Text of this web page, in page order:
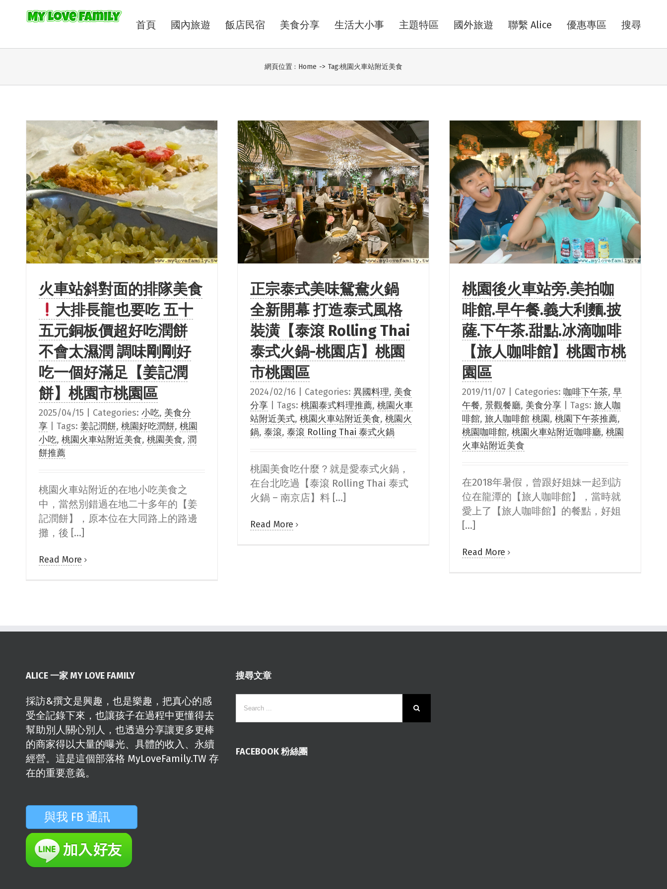
首頁 國內旅遊 飯店民宿 美食分享 生活大小事 主題特區 國外旅遊 聯繫 Alice 優惠專區 搜尋
網頁位置 : Home -> Tag:桃園火車站附近美食
火車站斜對面的排隊美食
大排長龍也要吃 五十
五元銅板價超好吃潤餅
不會太濕潤 調味剛剛好
吃一個好滿足【姜記潤
餅】桃園市桃園區
2025/04/15 Categories: 小吃, 美食分
享
Tags: 姜記潤餅, 桃園好吃潤餅, 桃園
小吃, 桃園火車站附近美食, 桃園美食, 潤
餅推薦
桃園火車站附近的在地小吃美食之
中，當然別錯過在地二十多年的【姜
記潤餅】，原本位在大同路上的路邊
攤，後 [...]
Read More
正宗泰式美味鴛鴦火鍋
全新開幕 打造泰式風格
裝潢【泰滾 Rolling Thai
泰式火鍋-桃園店】桃園
市桃園區
2024/02/16 Categories: 異國料理, 美食
分享
Tags: 桃園泰式料理推薦, 桃園火車
站附近美式, 桃園火車站附近美食, 桃園火
鍋, 泰滾, 泰滾 Rolling Thai 泰式火鍋
桃園美食吃什麼？就是愛泰式火鍋，
在台北吃過【泰滾 Rolling Thai 泰式
火鍋 – 南京店】料 [...]
Read More
桃園後火車站旁.美拍咖
啡館.早午餐.義大利麵.披
薩.下午茶.甜點.冰滴咖啡
【旅人咖啡館】桃園市桃
園區
2019/11/07 Categories: 咖啡下午茶, 早
午餐, 景觀餐廳, 美食分享 Tags: 旅人咖
啡館, 旅人咖啡館 桃園, 桃園下午茶推薦,
桃園咖啡館, 桃園火車站附近咖啡廳, 桃園
火車站附近美食
在2018年暑假，曾跟好姐妹一起到訪
位在龍潭的【旅人咖啡館】，當時就
愛上了【旅人咖啡館】的餐點，好姐
[...]
Read More
ALICE 一家 MY LOVE FAMILY
採訪&撰文是興趣，也是樂趣，把真心的感
受全記錄下來，也讓孩子在過程中更懂得去
幫助別人關心別人，也透過分享讓更多更棒
的商家得以大量的曝光、具體的收入、永續
經營。這是這個部落格 MyLoveFamily.TW 存
在的重要意義。
與我 FB 通訊
搜尋文章
FACEBOOK 粉絲團